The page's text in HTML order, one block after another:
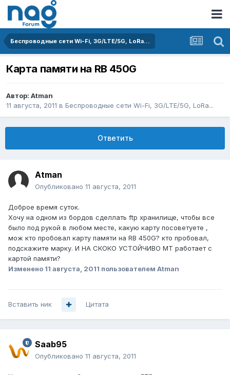
Беспроводные сети Wi-Fi, 3G/LTE/5G, LoRa...
Карта памяти на RB 450G
Автор: Atman
11 августа, 2011 в Беспроводные сети Wi-Fi, 3G/LTE/5G, LoRa...
Ответить
Atman
Опубликовано 11 августа, 2011
Доброе время суток.
Хочу на одном из бордов сделлать ftp хранилище, чтобы все
было под рукой в любом месте, какую карту посоветуете ,
мож кто пробовал карту памяти на RB 450G? кто пробовал,
подскажите марку. И НА СКОКО УСТОЙЧИВО МТ работает с
картой памяти?
Изменено 11 августа, 2011 пользователем Atman
Вставить ник Цитата
Saab95
Опубликовано 11 августа, 2011